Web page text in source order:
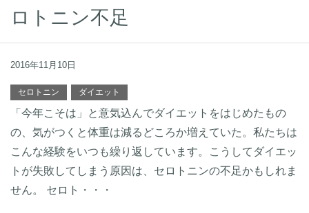
ロトニン不足
2016年11月10日
セロトニン ダイエット
「今年こそは」と意気込んでダイエットをはじめたもの
の、気がつくと体重は減るどころか増えていた。私たちは
こんな経験をいつも繰り返しています。こうしてダイエッ
トが失敗してしまう原因は、セロトニンの不足かもしれま
せん。 セロト・・・